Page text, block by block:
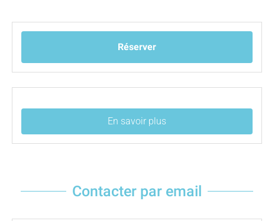
Réserver
En savoir plus
Contacter par email